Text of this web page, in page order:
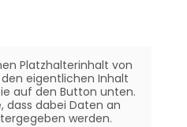
Platzhalterinhalt von
eigentlichen Inhalt
auf den Button unten.
dass dabei Daten an
werden.